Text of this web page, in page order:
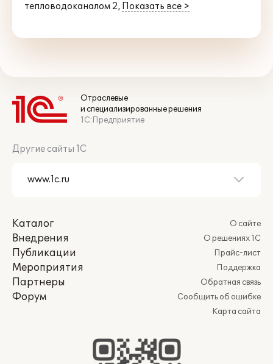
тепловодоканалом 2, Показать все >
Отраслевые
и специализированные решения
1С:Предприятие
Другие сайты 1С
Каталог
Внедрения
Публикации
Мероприятия
Партнеры
Форум
О сайте
О решениях 1С
Прайс-лист
Поддержка
Обратная связь
Сообщить об ошибке
Карта сайта